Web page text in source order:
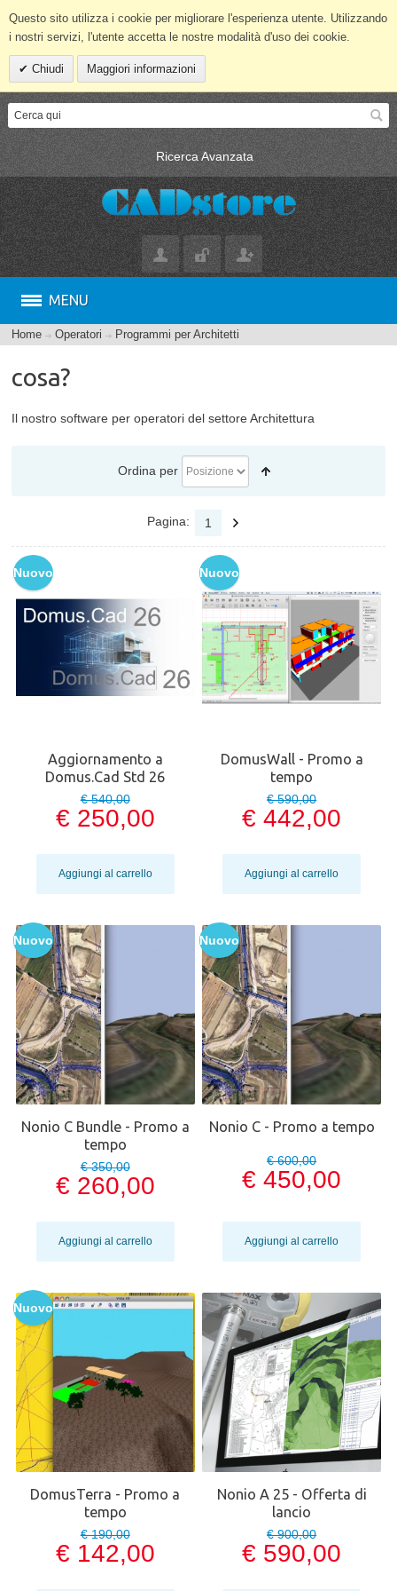
Questo sito utilizza i cookie per migliorare l'esperienza utente. Utilizzando
i nostri servizi, l'utente accetta le nostre modalità d'uso dei cookie.
Chiudi Maggiori informazioni
Ricerca Avanzata
MENU
Home Operatori Programmi per Architetti
cosa?
Il nostro software per operatori del settore Architettura
Ordina per
Pagina: 1
Nuovo
Aggiornamento a
Domus.Cad Std 26
€ 540,00
€ 250,00
Aggiungi al carrello
Nuovo
DomusWall - Promo a
tempo
€ 590,00
€ 442,00
Aggiungi al carrello
Nuovo
Nonio C Bundle - Promo a
tempo
€ 350,00
€ 260,00
Aggiungi al carrello
Nuovo
Nonio C - Promo a tempo
€ 600,00
€ 450,00
Aggiungi al carrello
Nuovo
DomusTerra - Promo a
tempo
€ 190,00
€ 142,00
Nonio A 25 - Offerta di
lancio
€ 900,00
€ 590,00